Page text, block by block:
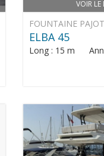
VOIR LE
FOUNTAINE PAJOT
ELBA 45
Long : 15 m